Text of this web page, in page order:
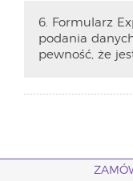
6. Formularz
podania
pewność, że